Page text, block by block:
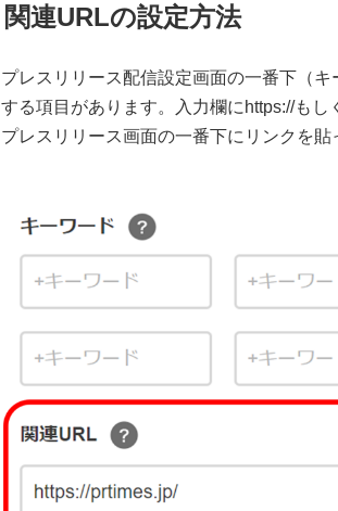
関連URLの設定方法
プレスリリース配信設定画面の一番下（
する項目があります。入力欄にhttps://もし
プレスリリース画面の一番下にリンクを貼